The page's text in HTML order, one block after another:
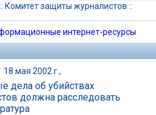
:: Комитет защиты журналистов ::
интернет-ресурсы
18 мая 2002 г.,
дела об убийствах
должна расследовать